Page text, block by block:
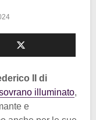
II di
illuminato,
e